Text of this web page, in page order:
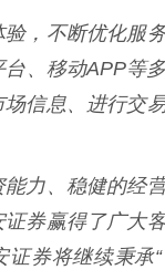
，不断优化服
、移动APP等
信息、进行交
能力、稳健的经
券赢得了广大
证券将继续秉承